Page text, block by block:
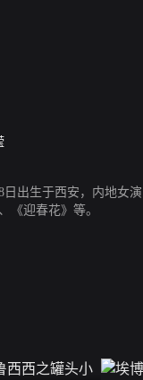
日出生于西安，内地女
《迎春花》等。